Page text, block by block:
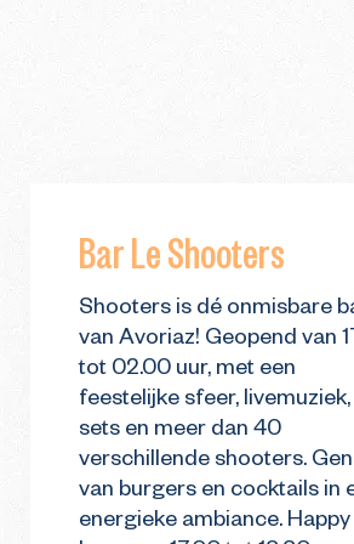
Bar Le Shooters
Shooters is dé onmisbare
van Avoriaz! Geopend van
tot 02.00 uur, met een
feestelijke sfeer,
sets en meer dan 40
verschillende shooters.
van burgers en cocktails in
energieke ambiance. Happy